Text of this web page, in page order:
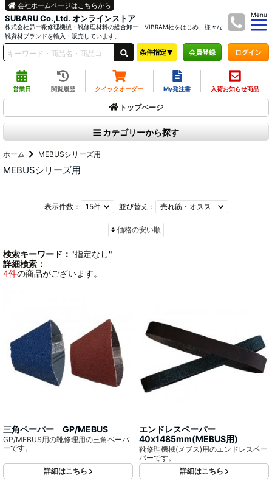
SUBARU Co.,Ltd. オンラインストア
株式会社昴ー靴修理機械・靴修理材料の総合卸ー VIBRAM社をはじめ、様々な
靴資材ブランドを輸入・販売しています。
Menu
会社ホームページはこちらから
条件指定▼ 会員登録 ログイン
営業日 閲覧履歴 クイックオーダー My発注書 入荷お知らせ商品
トップページ
カテゴリーから探す
ホーム MEBUSシリーズ用
MEBUSシリーズ用
表示件数： 並び替え：
価格の安い順
検索キーワード： "指定なし"
詳細検索：
4件の商品がございます。
三角ペーパー GP/MEBUS
GP/MEBUS用の靴修理用の三角ペーパ
ーです。
詳細はこちら
エンドレスペーパー
40x1485mm(MEBUS用)
靴修理機械(メブス)用のエンドレスペー
パーです。
詳細はこちら